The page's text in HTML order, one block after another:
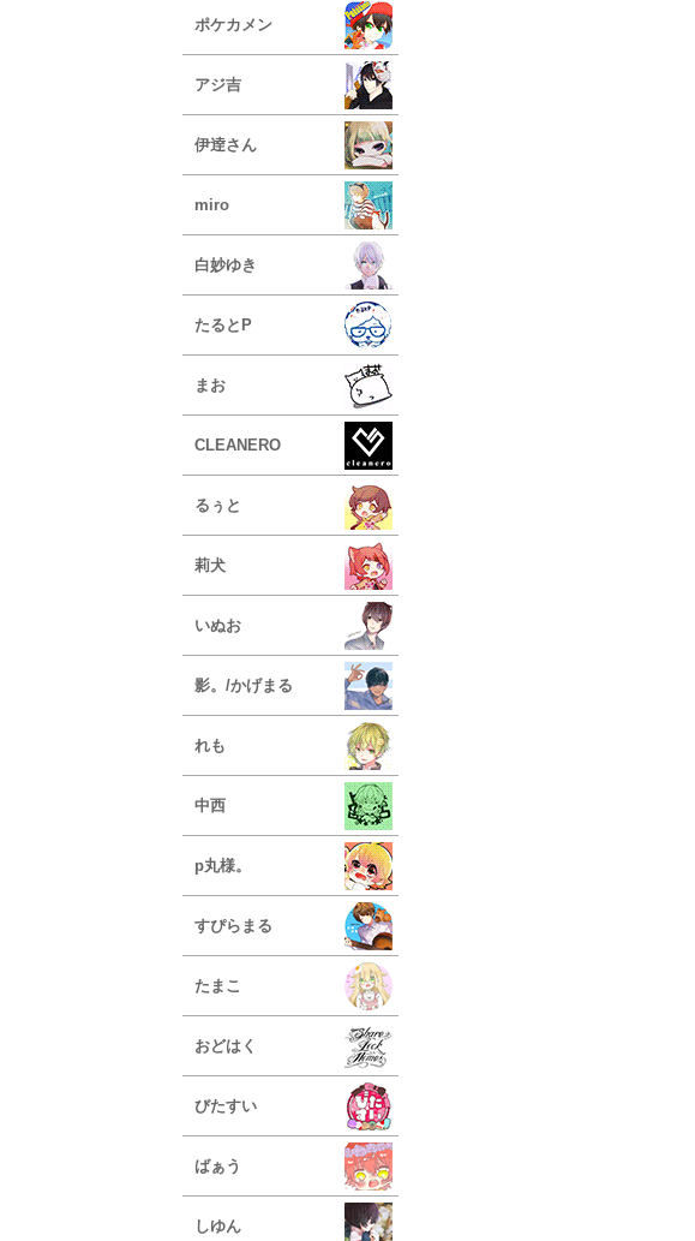
ポケカメン
アジ吉
伊逹さん
miro
白妙ゆき
たるとP
まお
CLEANERO
るぅと
莉犬
いぬお
影。/かげまる
れも
中西
p丸様。
すぴらまる
たまこ
おどはく
びたすい
ばぁう
しゆん